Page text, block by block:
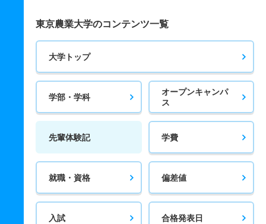
東京農業大学のコンテンツ一覧
大学トップ
学部・学科
オープンキャンパ
ス
先輩体験記 学費
就職・資格 偏差値
入試 合格発表日